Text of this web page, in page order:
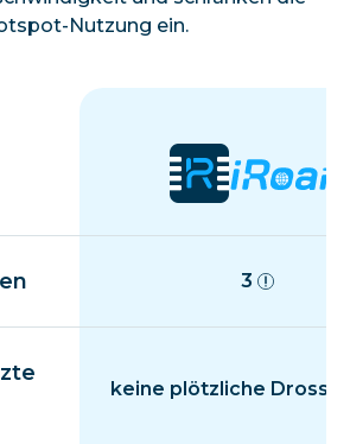
Nutzung ein.
3
keine plötzliche